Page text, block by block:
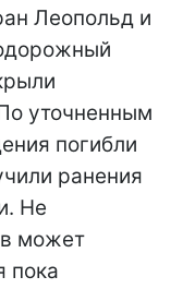
Леопольд и
уточненным
погибли
ранения
Не
может
пока